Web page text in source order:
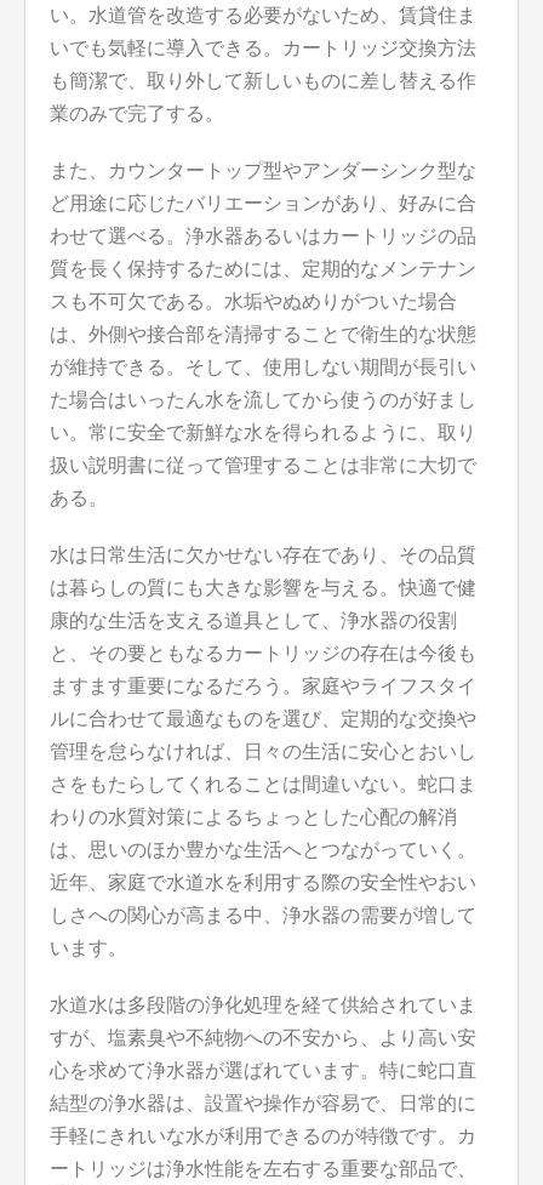
い。水道管を改造する必要がないため、賃貸住ま
いでも気軽に導入できる。カートリッジ交換方法
も簡潔で、取り外して新しいものに差し替える作
業のみで完了する。
また、カウンタートップ型やアンダーシンク型な
ど用途に応じたバリエーションがあり、好みに合
わせて選べる。浄水器あるいはカートリッジの品
質を長く保持するためには、定期的なメンテナン
スも不可欠である。水垢やぬめりがついた場合
は、外側や接合部を清掃することで衛生的な状態
が維持できる。そして、使用しない期間が長引い
た場合はいったん水を流してから使うのが好まし
い。常に安全で新鮮な水を得られるように、取り
扱い説明書に従って管理することは非常に大切で
ある。
水は日常生活に欠かせない存在であり、その品質
は暮らしの質にも大きな影響を与える。快適で健
康的な生活を支える道具として、浄水器の役割
と、その要ともなるカートリッジの存在は今後も
ますます重要になるだろう。家庭やライフスタイ
ルに合わせて最適なものを選び、定期的な交換や
管理を怠らなければ、日々の生活に安心とおいし
さをもたらしてくれることは間違いない。蛇口ま
わりの水質対策によるちょっとした心配の解消
は、思いのほか豊かな生活へとつながっていく。
近年、家庭で水道水を利用する際の安全性やおい
しさへの関心が高まる中、浄水器の需要が増して
います。
水道水は多段階の浄化処理を経て供給されていま
すが、塩素臭や不純物への不安から、より高い安
心を求めて浄水器が選ばれています。特に蛇口直
結型の浄水器は、設置や操作が容易で、日常的に
手軽にきれいな水が利用できるのが特徴です。カ
ートリッジは浄水性能を左右する重要な部品で、